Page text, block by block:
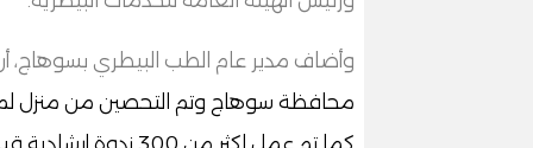
وأضاف مدير عام الطب البيطري بسوهاج،
محافظة سوهاج وتم التحصين من منزل
كما تم عمل اكثر من